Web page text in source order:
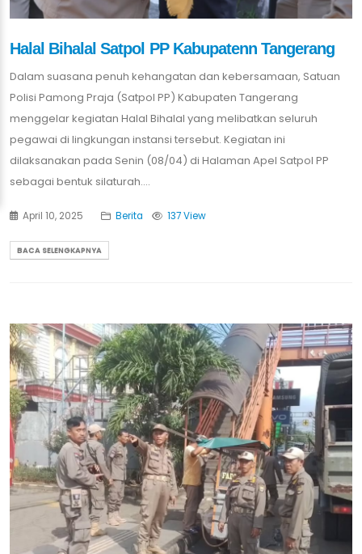
Halal Bihalal Satpol PP Kabupatenn Tangerang
Dalam suasana penuh kehangatan dan kebersamaan, Satuan
Polisi Pamong Praja (Satpol PP) Kabupaten Tangerang
menggelar kegiatan Halal Bihalal yang melibatkan seluruh
pegawai di lingkungan instansi tersebut. Kegiatan ini
dilaksanakan pada Senin (08/04) di Halaman Apel Satpol PP
sebagai bentuk silaturah....
April 10, 2025 Berita 137 View
BACA SELENGKAPNYA